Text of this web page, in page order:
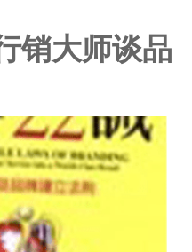
销大师谈品